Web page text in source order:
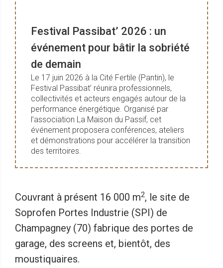
Festival Passibat’ 2026 : un
événement pour bâtir la sobriété
de demain
Le 17 juin 2026 à la Cité Fertile (Pantin), le
Festival Passibat’ réunira professionnels,
collectivités et acteurs engagés autour de la
performance énergétique. Organisé par
l’association La Maison du Passif, cet
événement proposera conférences, ateliers
et démonstrations pour accélérer la transition
des territoires.
Couvrant à présent 16 000 m2, le site de
Soprofen Portes Industrie (SPI) de
Champagney (70) fabrique des portes de
garage, des screens et, bientôt, des
moustiquaires.